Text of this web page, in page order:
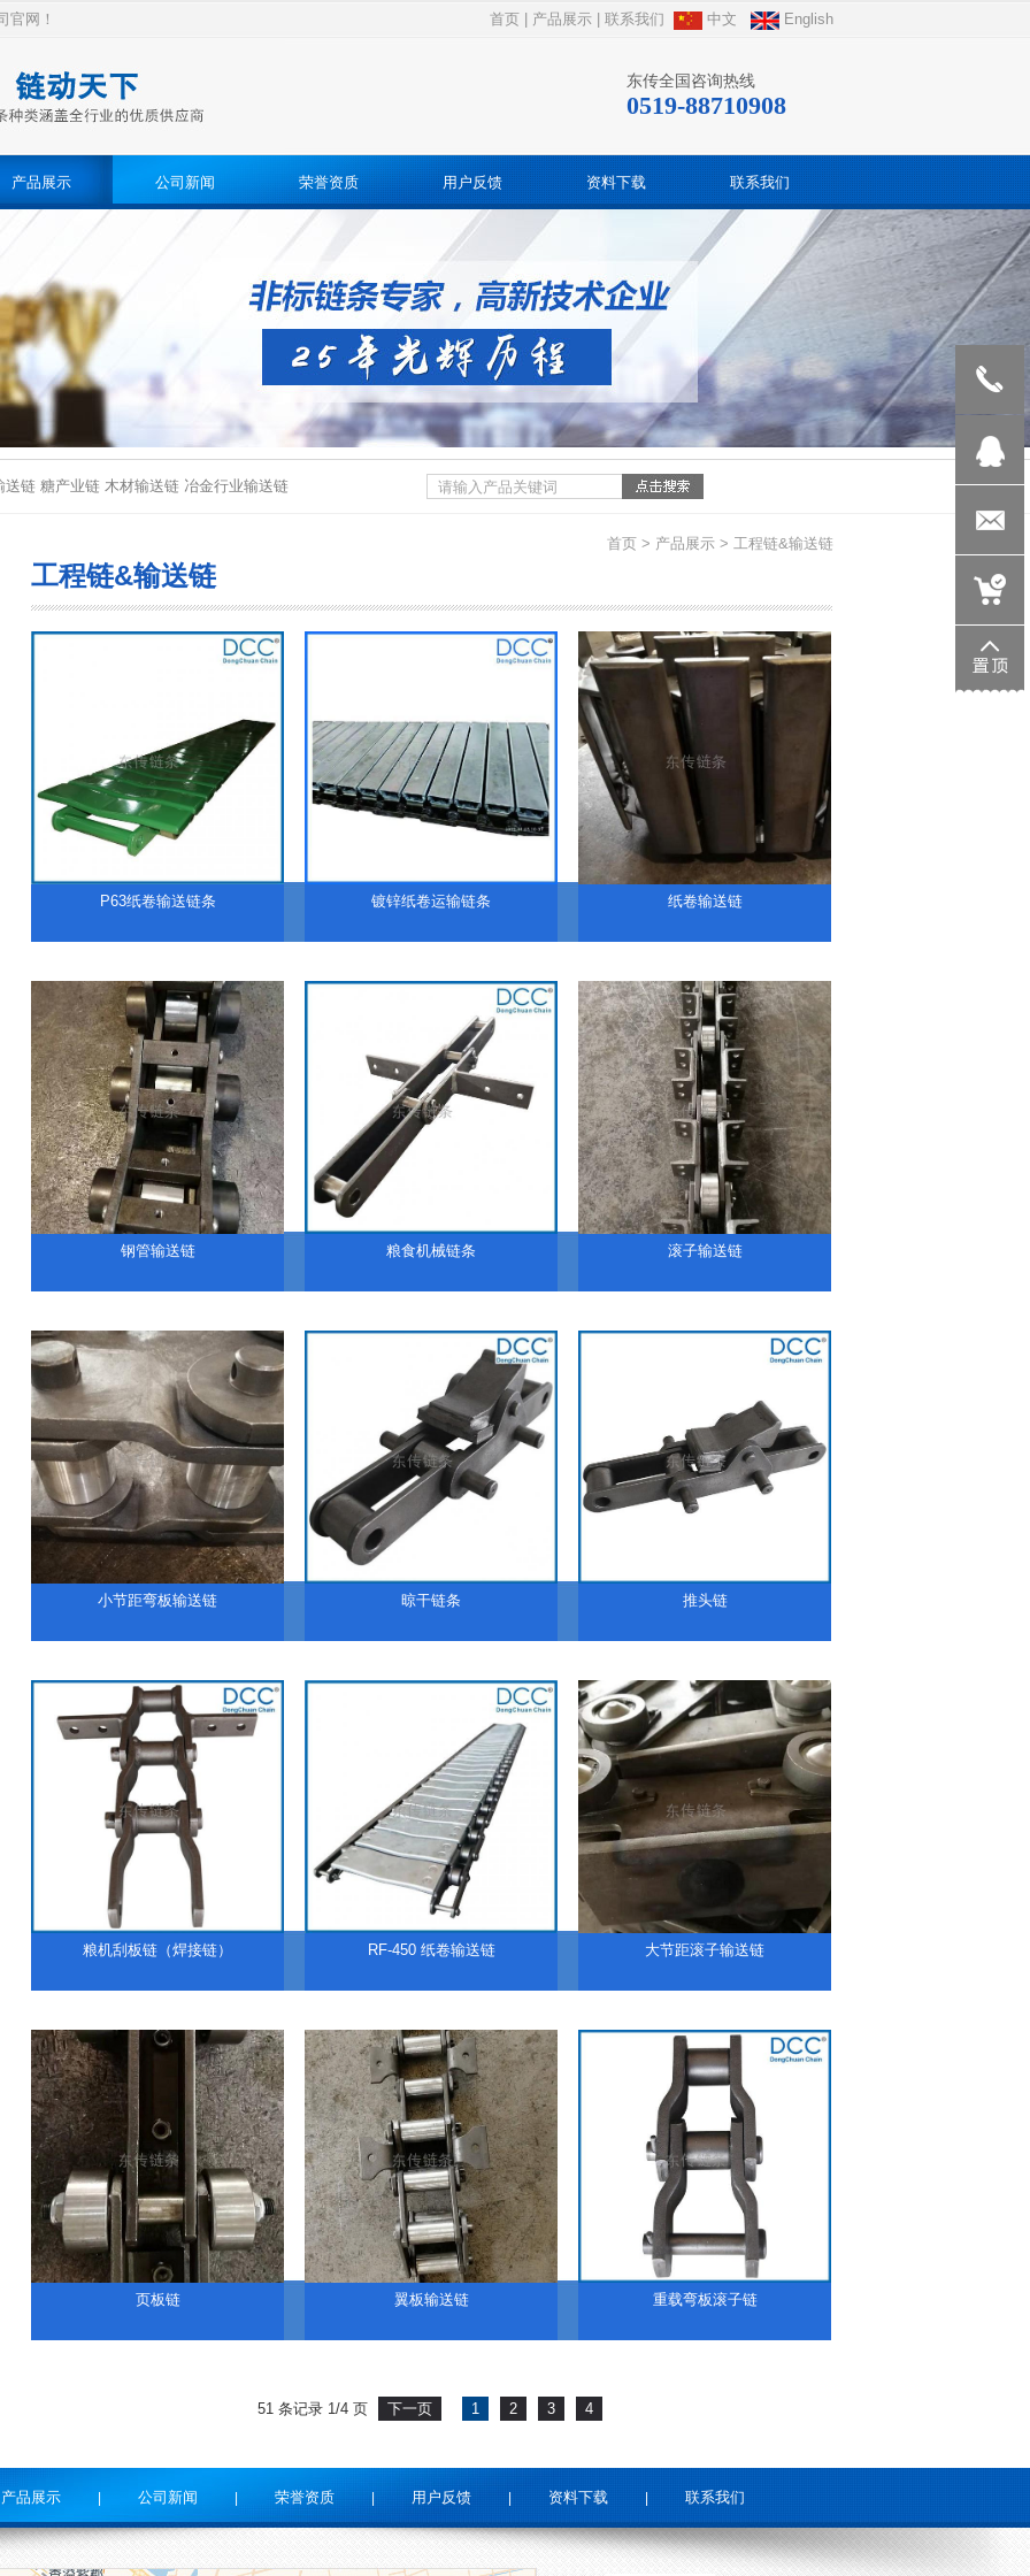
官网！ 首页 产品展示 联系我们 中文 English
东传全国咨询热线
0519-88710908
产品展示 公司新闻 荣誉资质 用户反馈 资料下载 联系我们
送链 糖产业链 木材输送链 冶金行业输送链
首页 > 产品展示 > 工程链&输送链
工程链&输送链
P63纸卷输送链条 镀锌纸卷运输链条 纸卷输送链
钢管输送链 粮食机械链条 滚子输送链
小节距弯板输送链 晾干链条 推头链
粮机刮板链（焊接链） RF-450 纸卷输送链 大节距滚子输送链
页板链 翼板输送链 重载弯板滚子链
51 条记录 1/4 页 下一页 1 2 3 4
产品展示 公司新闻 荣誉资质 用户反馈 资料下载 联系我们
705533146